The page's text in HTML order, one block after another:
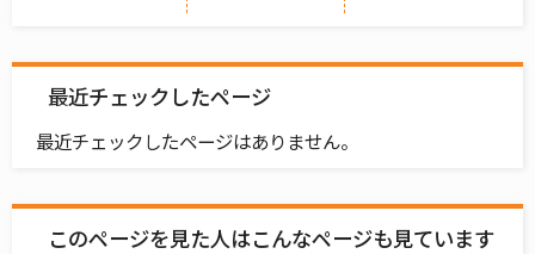
最近チェックしたページ
最近チェックしたページはありません。
このページを見た人はこんなページも見ています